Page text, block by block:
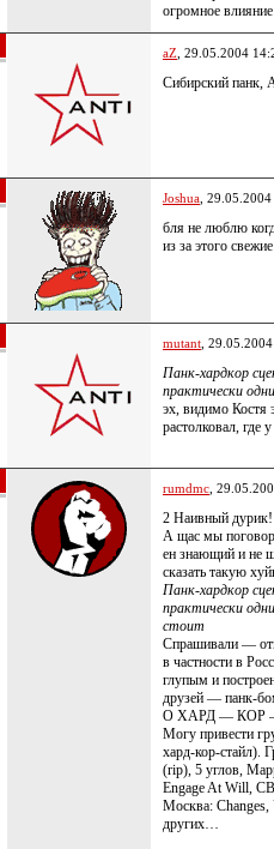
огромное
aZ , 29.05.2004
Сибирский панк,
Joshua ,
бля не люблю
из за этого
mutant ,
Панк-хардкор
практически
эх, видимо Костя
растолковал, где
rumdmc ,
2 Наивный дурик!
А щас мы
ен знающий и не
сказать такую
Панк-хардкор
практически
стоит
Спрашивали —
в частности в
глупым и
друзей — панк-
О ХАРД — КОР
Могу привести
хард-кор-стайл).
(rip), 5 углов,
Engage At Will,
Москва:
других…